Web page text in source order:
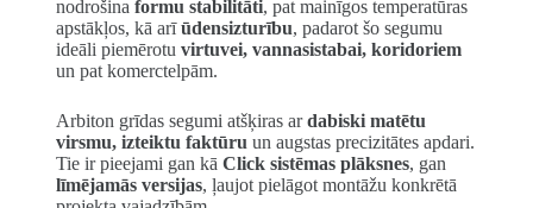
nodrošina formu stabilitāti, pat mainīgos temperatūras
apstākļos, kā arīūdensizturību, padarot šo segumu
ideāli piemērotu virtuvei, vannasistabai, koridoriem
un pat komerctelpām.
Arbiton grīdas segumi atšķiras ardabiski matētu
virsmu, izteiktu faktūru un augstas precizitātes apdari.
Tie ir pieejami gan kā Click sistēmas plāksnes, gan
līmējamās versijas, ļaujot pielāgot montāžu konkrētā